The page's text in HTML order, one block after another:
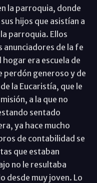
la parroquia, donde
hijos que asistían a
parroquia. Ellos
anunciadores de la fe
era escuela de
perdón generoso y de
la Eucaristía, que le
a la que no
sentado
ya hace mucho
de contabilidad se
que estaban
no le resultaba
desde muy joven. Lo